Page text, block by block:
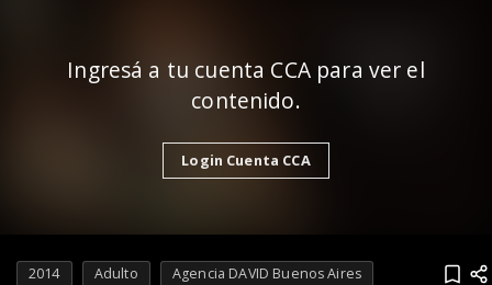
Ingresá a tu cuenta CCA para ver el
contenido.
Login Cuenta CCA
2014 Adulto
Agencia DAVID Buenos Aires